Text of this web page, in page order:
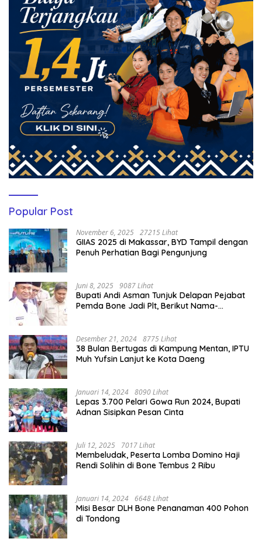
Popular Post
November 6, 2025 27215 Lihat
GIIAS 2025 di Makassar, BYD Tampil dengan
Penuh Perhatian Bagi Pengunjung
Juni 8, 2025 9087 Lihat
Bupati Andi Asman Tunjuk Delapan Pejabat
Pemda Bone Jadi Plt, Berikut Nama-
Desember 21, 2024 8775 Lihat
38 Bulan Bertugas di Kampung Mentan, IPTU
Muh Yufsin Lanjut ke Kota Daeng
Januari 14, 2024 8090 Lihat
Lepas 3.700 Pelari Gowa Run 2024, Bupati
Adnan Sisipkan Pesan Cinta
Juli 12, 2025 7017 Lihat
Membeludak, Peserta Lomba Domino Haji
Rendi Solihin di Bone Tembus 2 Ribu
Januari 14, 2024 6648 Lihat
Misi Besar DLH Bone Penanaman 400 Pohon
di Tondong